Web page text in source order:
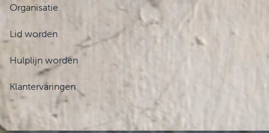
Organisatie
Lid worden
Hulplijn worden
Klantervaringen